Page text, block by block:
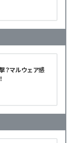
？マルウェア感